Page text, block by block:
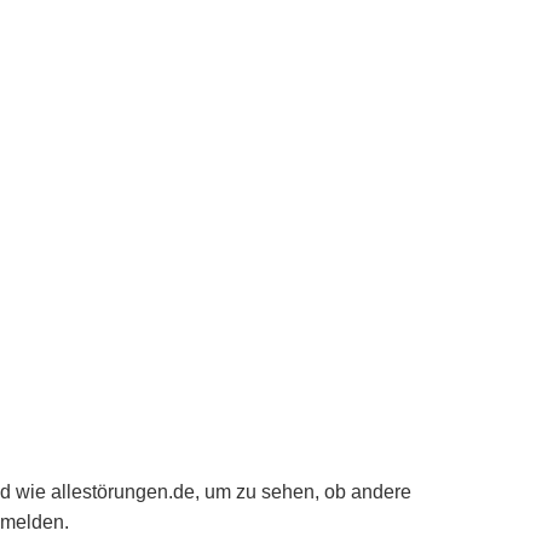
wie allestörungen.de, um zu sehen, ob andere